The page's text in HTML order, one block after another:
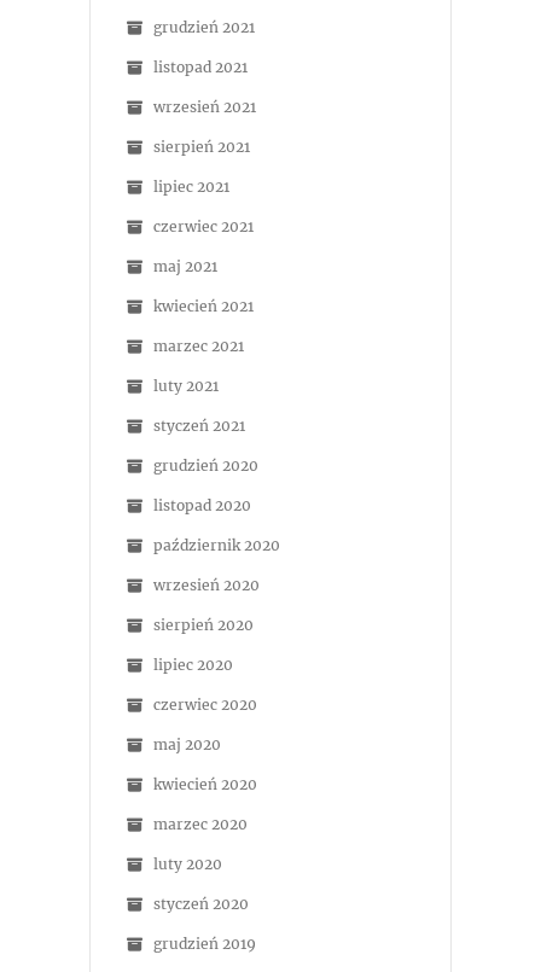
grudzień 2021
listopad 2021
wrzesień 2021
sierpień 2021
lipiec 2021
czerwiec 2021
maj 2021
kwiecień 2021
marzec 2021
luty 2021
styczeń 2021
grudzień 2020
listopad 2020
październik 2020
wrzesień 2020
sierpień 2020
lipiec 2020
czerwiec 2020
maj 2020
kwiecień 2020
marzec 2020
luty 2020
styczeń 2020
grudzień 2019